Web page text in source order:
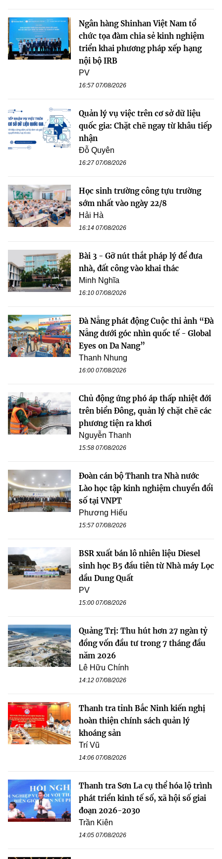
Ngân hàng Shinhan Việt Nam tổ
chức tọa đàm chia sẻ kinh nghiệm
triển khai phương pháp xếp hạng
nội bộ IRB
PV
16:57 07/08/2026
Quản lý vụ việc trên cơ sở dữ liệu
quốc gia: Chặt chẽ ngay từ khâu tiếp
nhận
Đỗ Quyên
16:27 07/08/2026
Học sinh trường công tựu trường
sớm nhất vào ngày 22/8
Hải Hà
16:14 07/08/2026
Bài 3 - Gỡ nút thắt pháp lý để đưa
nhà, đất công vào khai thác
Minh Nghĩa
16:10 07/08/2026
Đà Nẵng phát động Cuộc thi ảnh “Đà
Nẵng dưới góc nhìn quốc tế - Global
Eyes on Da Nang”
Thanh Nhung
16:00 07/08/2026
Chủ động ứng phó áp thấp nhiệt đới
trên biển Đông, quản lý chặt chẽ các
phương tiện ra khơi
Nguyễn Thanh
15:58 07/08/2026
Đoàn cán bộ Thanh tra Nhà nước
Lào học tập kinh nghiệm chuyển đổi
số tại VNPT
Phương Hiếu
15:57 07/08/2026
BSR xuất bán lô nhiên liệu Diesel
sinh học B5 đầu tiên từ Nhà máy Lọc
dầu Dung Quất
PV
15:00 07/08/2026
Quảng Trị: Thu hút hơn 27 ngàn tỷ
đồng vốn đầu tư trong 7 tháng đầu
năm 2026
Lê Hữu Chính
14:12 07/08/2026
Thanh tra tỉnh Bắc Ninh kiến nghị
hoàn thiện chính sách quản lý
khoáng sản
Trí Vũ
14:06 07/08/2026
Thanh tra Sơn La cụ thể hóa lộ trình
phát triển kinh tế số, xã hội số giai
đoạn 2026-2030
Trần Kiên
14:05 07/08/2026